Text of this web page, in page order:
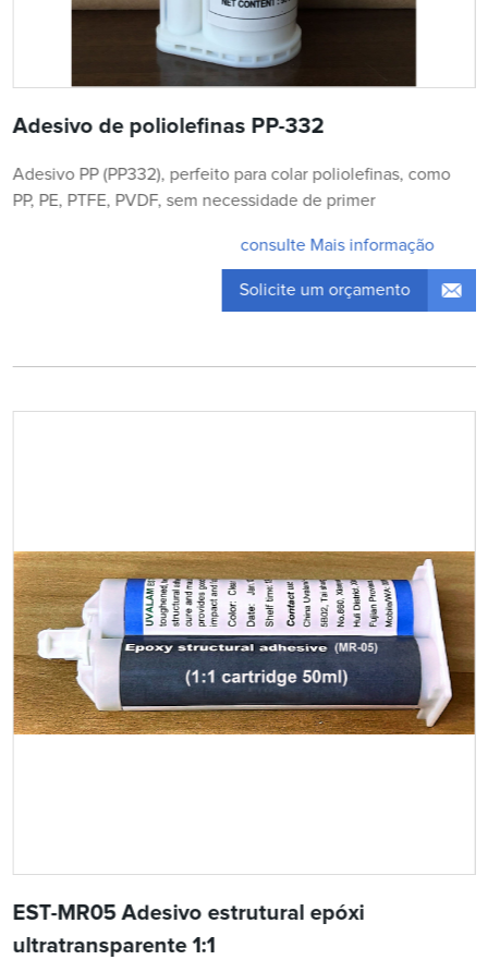
Adesivo de poliolefinas PP-332
Adesivo PP (PP332), perfeito para colar poliolefinas, como
PP, PE, PTFE, PVDF, sem necessidade de primer
consulte Mais informação
Solicite um orçamento
EST-MR05 Adesivo estrutural epóxi
ultratransparente 1:1